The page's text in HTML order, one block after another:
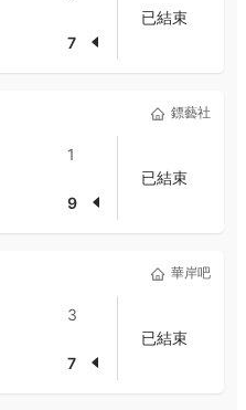
7
已結束
鏢藝社
1
9
已結束
華岸吧
3
7
已結束